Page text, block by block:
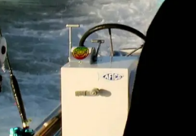
2025, 18:00
deTyler McLaughlinhace un
Hampshire a Gloucester para
la pesca del atún rojo. No le ha
todos en el puerto han recibido